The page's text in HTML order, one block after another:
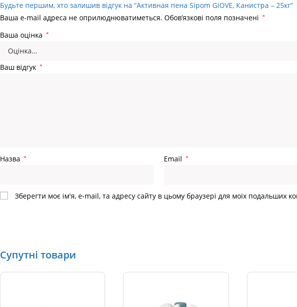
Будьте першим, хто залишив відгук на “Активная пена Sipom GIOVE, Канистра – 25кг”
Ваша e-mail адреса не оприлюднюватиметься. Обов’язкові поля позначені *
Ваша оцінка *
Ваш відгук *
Назва * Email *
Зберегти моє ім'я, e-mail, та адресу сайту в цьому браузері для моїх подальших
Супутні товари